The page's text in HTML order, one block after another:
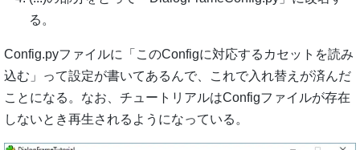
る。
Config.pyファイルに「このConfigに対応するカセットを読み
込む」って設定が書いてあるんで、これで入れ替えが済んだ
ことになる。なお、チュートリアルはConfigファイルが存在
しないとき再生されるようになっている。